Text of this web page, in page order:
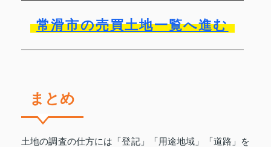
常滑市の売買土地一覧へ進む
まとめ
土地の調査の仕方には「登記」「用途地域」「道路」を